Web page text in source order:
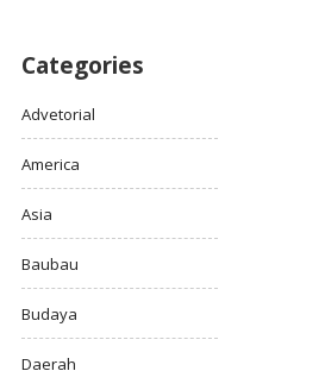
Categories
Advetorial
America
Asia
Baubau
Budaya
Daerah